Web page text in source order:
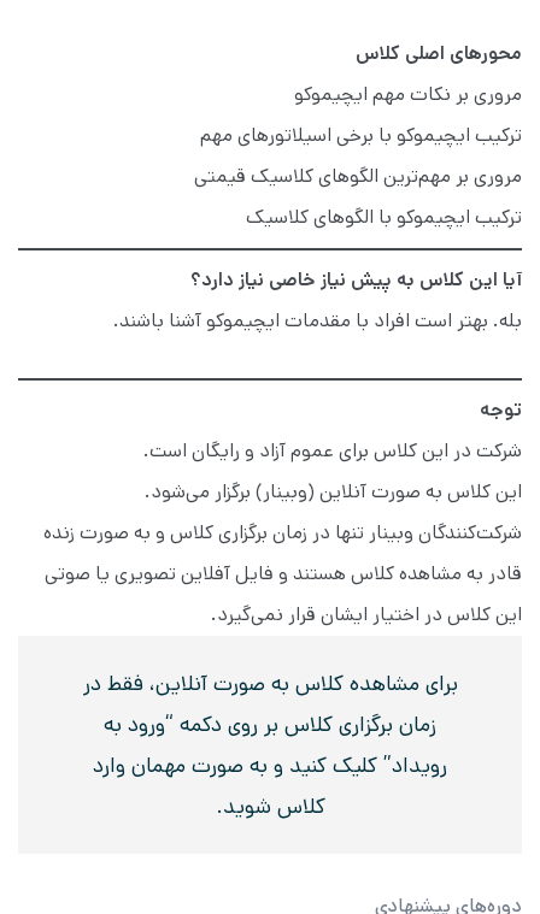
محورهای اصلی کلاس
مروری بر نکات مهم ایچیموکو
ترکیب ایچیموکو با برخی اسیلاتورهای مهم
مروری بر مهم‌ترین الگوهای کلاسیک قیمتی
ترکیب ایچیموکو با الگوهای کلاسیک
آیا این کلاس به پیش نیاز خاصی نیاز دارد؟
بله. بهتر است افراد با مقدمات ایچیموکو آشنا باشند.
توجه
شرکت در این کلاس برای عموم آزاد و رایگان است.
این کلاس به صورت آنلاین (وبینار) برگزار می‌شود.
شرکت‌کنندگان وبینار تنها در زمان برگزاری کلاس و به صورت زنده
قادر به مشاهده کلاس هستند و فایل آفلاین تصویری یا صوتی
این کلاس در اختیار ایشان قرار نمی‌گیرد.
برای مشاهده کلاس به صورت آنلاین، فقط در
زمان برگزاری کلاس بر روی دکمه “ورود به
رویداد” کلیک کنید و به صورت مهمان وارد
کلاس شوید.
دوره‌های پیشنهادی